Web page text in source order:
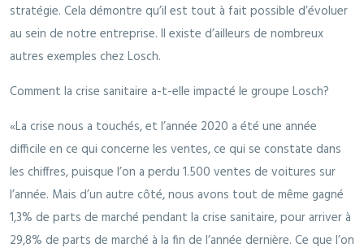
stratégie. Cela démontre qu’il est tout à fait possible d’évoluer
au sein de notre entreprise. Il existe d’ailleurs de nombreux
autres exemples chez Losch.
Comment la crise sanitaire a-t-elle impacté le groupe Losch?
«La crise nous a touchés, et l’année 2020 a été une année
difficile en ce qui concerne les ventes, ce qui se constate dans
les chiffres, puisque l’on a perdu 1.500 ventes de voitures sur
l’année. Mais d’un autre côté, nous avons tout de même gagné
1,3% de parts de marché pendant la crise sanitaire, pour arriver à
29,8% de parts de marché à la fin de l’année dernière. Ce que l’on